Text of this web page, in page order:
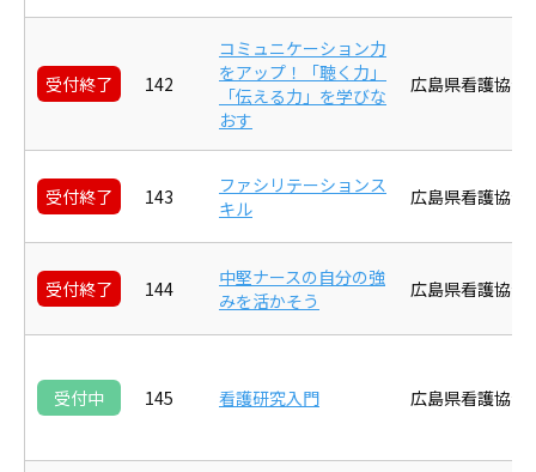
受付終了 142
コミュニケーション力
をアップ！「聴く力」
「伝える力」を学びな
おす
広島県看護協会
受付終了 143
ファシリテーションス
キル
広島県看護協会
受付終了 144
中堅ナースの自分の強
みを活かそう
広島県看護協会
受付中 145 看護研究入門 広島県看護協会